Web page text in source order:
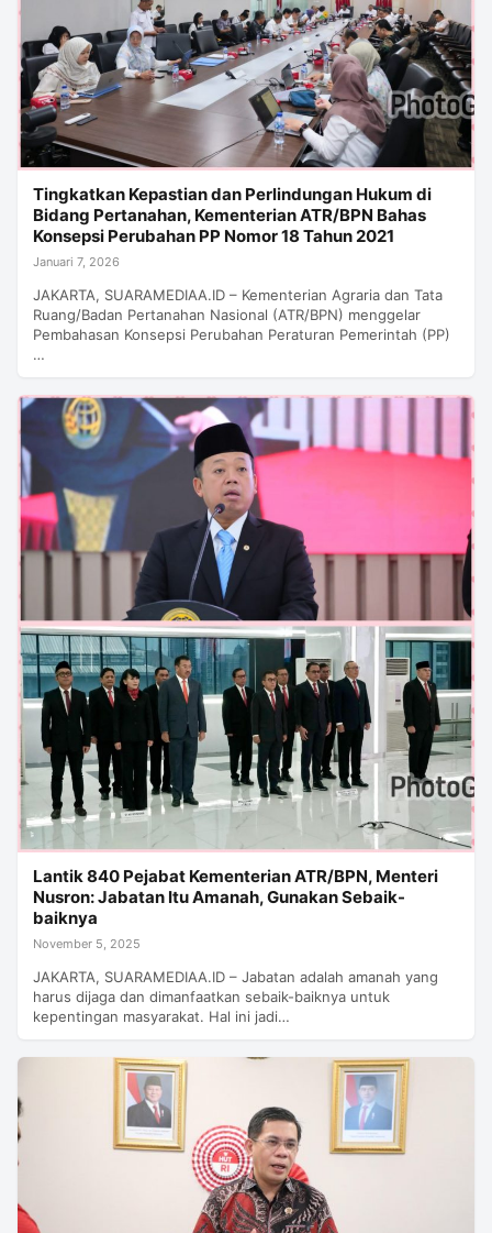
Tingkatkan Kepastian dan Perlindungan Hukum di
Bidang Pertanahan, Kementerian ATR/BPN Bahas
Konsepsi Perubahan PP Nomor 18 Tahun 2021
Januari 7, 2026
JAKARTA, SUARAMEDIAA.ID – Kementerian Agraria dan Tata
Ruang/Badan Pertanahan Nasional (ATR/BPN) menggelar
Pembahasan Konsepsi Perubahan Peraturan Pemerintah (PP)
…
Lantik 840 Pejabat Kementerian ATR/BPN, Menteri
Nusron: Jabatan Itu Amanah, Gunakan Sebaik-
baiknya
November 5, 2025
JAKARTA, SUARAMEDIAA.ID – Jabatan adalah amanah yang
harus dijaga dan dimanfaatkan sebaik-baiknya untuk
kepentingan masyarakat. Hal ini jadi…